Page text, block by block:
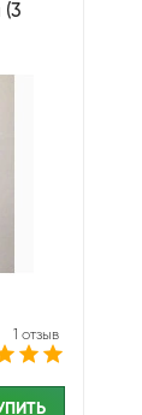
(3
1 отзыв